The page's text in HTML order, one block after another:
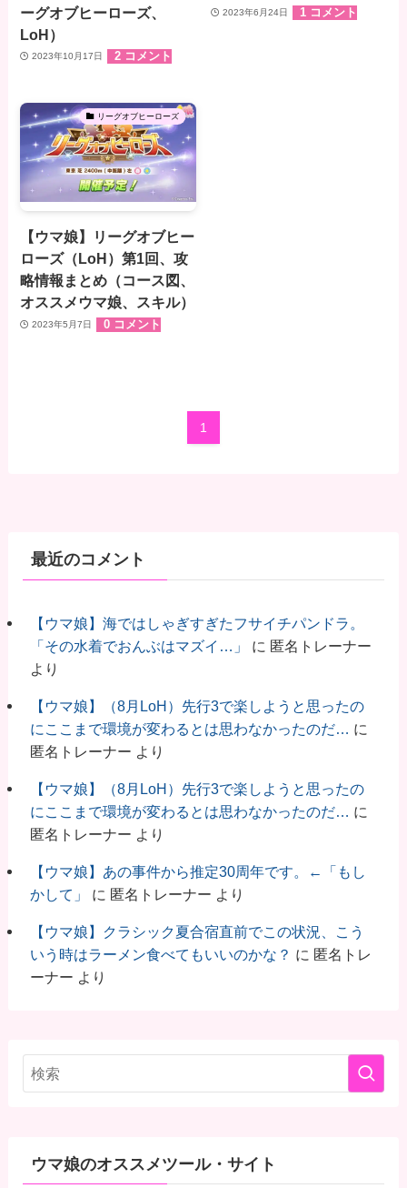
ーグオブヒーローズ、
LoH）
2023年10月17日 2 コメント
2023年6月24日 1 コメント
リーグオブヒーローズ
【ウマ娘】リーグオブヒー
ローズ（LoH）第1回、攻
略情報まとめ（コース図、
オススメウマ娘、スキル）
2023年5月7日 0 コメント
1
最近のコメント
【ウマ娘】海ではしゃぎすぎたフサイチパンドラ。
「その水着でおんぶはマズイ…」
に 匿名トレーナー
より
【ウマ娘】（8月LoH）先行3で楽しようと思ったの
にここまで環境が変わるとは思わなかったのだ… に
匿名トレーナー より
【ウマ娘】（8月LoH）先行3で楽しようと思ったの
にここまで環境が変わるとは思わなかったのだ… に
匿名トレーナー より
【ウマ娘】あの事件から推定30周年です。←「もし
かして」
に 匿名トレーナー より
【ウマ娘】クラシック夏合宿直前でこの状況、こう
いう時はラーメン食べてもいいのかな？ に 匿名トレ
ーナー より
ウマ娘のオススメツール・サイト